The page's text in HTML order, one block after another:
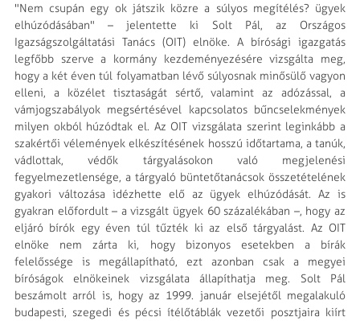
"Nem csupán egy ok játszik közre a súlyos megítélés? ügyek
elhúzódásában" – jelentette ki Solt Pál, az Országos
Igazságszolgáltatási Tanács (OIT) elnöke. A bírósági igazgatás
legfőbb szerve a kormány kezdeményezésére vizsgálta meg,
hogy a két éven túl folyamatban lévő súlyosnak minősülő vagyon
elleni, a közélet tisztaságát sértő, valamint az adózással, a
vámjogszabályok megsértésével kapcsolatos bűncselekmények
milyen okból húzódtak el. Az OIT vizsgálata szerint leginkább a
szakértői vélemények elkészítésének hosszú időtartama, a tanúk,
vádlottak, védők tárgyalásokon való megjelenési
fegyelmezetlensége, a tárgyaló büntetőtanácsok összetételének
gyakori változása idézhette elő az ügyek elhúzódását. Az is
gyakran előfordult – a vizsgált ügyek 60 százalékában –, hogy az
eljáró bírók egy éven túl tűzték ki az első tárgyalást. Az OIT
elnöke nem zárta ki, hogy bizonyos esetekben a bírák
felelőssége is megállapítható, ezt azonban csak a megyei
bíróságok elnökeinek vizsgálata állapíthatja meg. Solt Pál
beszámolt arról is, hogy az 1999. január elsejétől megalakuló
budapesti, szegedi és pécsi ítélőtáblák vezetői posztjaira kiírt